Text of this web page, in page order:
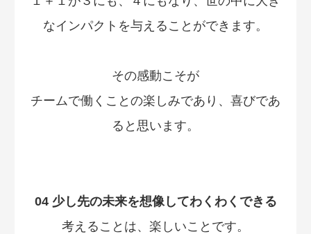
なインパクトを与えることができます。
その感動こそが
チームで働くことの楽しみであり、喜びであ
ると思います。
04 少し先の未来を想像してわくわくできる
考えることは、楽しいことです。